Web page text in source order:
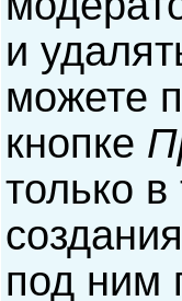
и
можете
кнопке
только
под ним